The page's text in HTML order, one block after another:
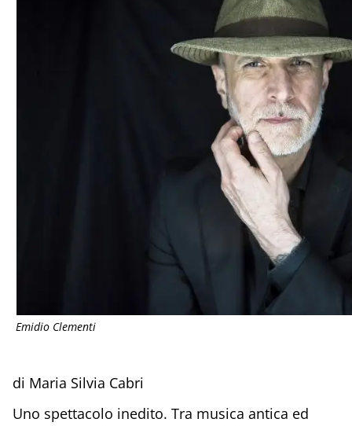
Emidio Clementi
di Maria Silvia Cabri
Uno spettacolo inedito. Tra musica antica ed